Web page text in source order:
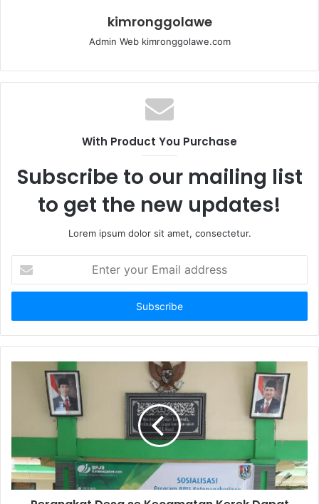
kimronggolawe
Admin Web kimronggolawe.com
With Product You Purchase
Subscribe to our mailing list
to get the new updates!
Lorem ipsum dolor sit amet, consectetur.
t
r
y
l
a
d